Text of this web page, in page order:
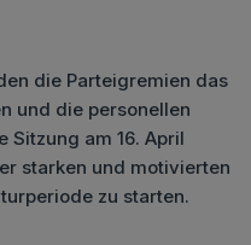
die Parteigremien das
und die personellen
Sitzung am 16. April
starken und motivierten
zu starten.